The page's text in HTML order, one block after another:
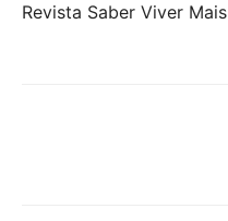
Revista Saber Viver Mais